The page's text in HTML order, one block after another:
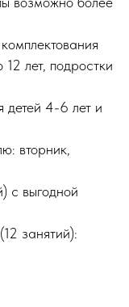
лет, подростки
детей 4-6 лет и
вторник,
с выгодной
занятий):